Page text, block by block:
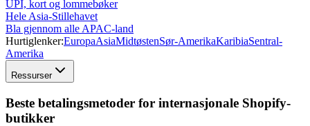
UPI, kort og lommebøker
Hele Asia-Stillehavet
Bla gjennom alle APAC-land
Hurtiglenker:EuropaAsiaMidtøstenSør-AmerikaKaribiaSentral-
Amerika
Ressurser
Beste betalingsmetoder for internasjonale Shopify-
butikker